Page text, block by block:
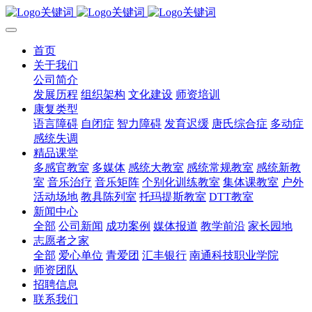
首页
关于我们
公司简介
发展历程 组织架构 文化建设 师资培训
康复类型
语言障碍 自闭症 智力障碍 发育迟缓 唐氏综合症 多动症
感统失调
精品课堂
多感官教室 多媒体 感统大教室 感统常规教室 感统新教
室 音乐治疗 音乐矩阵 个别化训练教室 集体课教室 户外
活动场地 教具陈列室 托玛提斯教室 DTT教室
新闻中心
全部 公司新闻 成功案例 媒体报道 教学前沿 家长园地
志愿者之家
全部 爱心单位 青爱团 汇丰银行 南通科技职业学院
师资团队
招聘信息
联系我们